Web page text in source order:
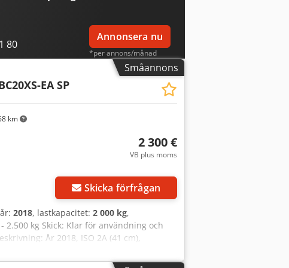
80
Annonsera nu
*per annons/månad
Småannons
km
EA SP
2 300 €
VB plus moms
Skicka förfrågan
2018, lastkapacitet: 2 000 kg,
2.500 kg Skick: Klar för användning och
År 2018, ISO 2A (41 cm),
bredd 1020 mm, klämmor 770 mm, ID